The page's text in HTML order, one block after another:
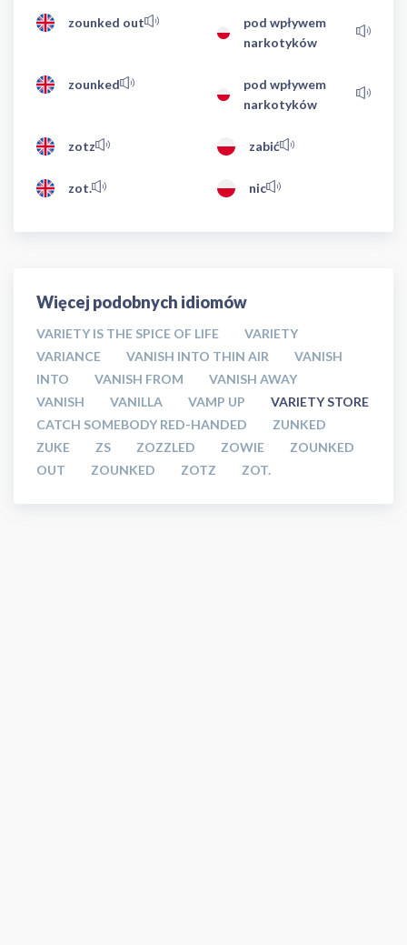
zounked out
pod wpływem
narkotyków
zounked
pod wpływem
narkotyków
zotz zabić
zot. nic
Więcej podobnych idiomów
VARIETY IS THE SPICE OF LIFE
VARIETY
VARIANCE
VANISH INTO THIN AIR
VANISH
INTO
VANISH FROM
VANISH AWAY
VANISH
VANILLA VAMP UP
VARIETY STORE
CATCH SOMEBODY RED-HANDED
ZUNKED
ZUKE
ZS ZOZZLED ZOWIE
ZOUNKED
OUT
ZOUNKED ZOTZ ZOT.